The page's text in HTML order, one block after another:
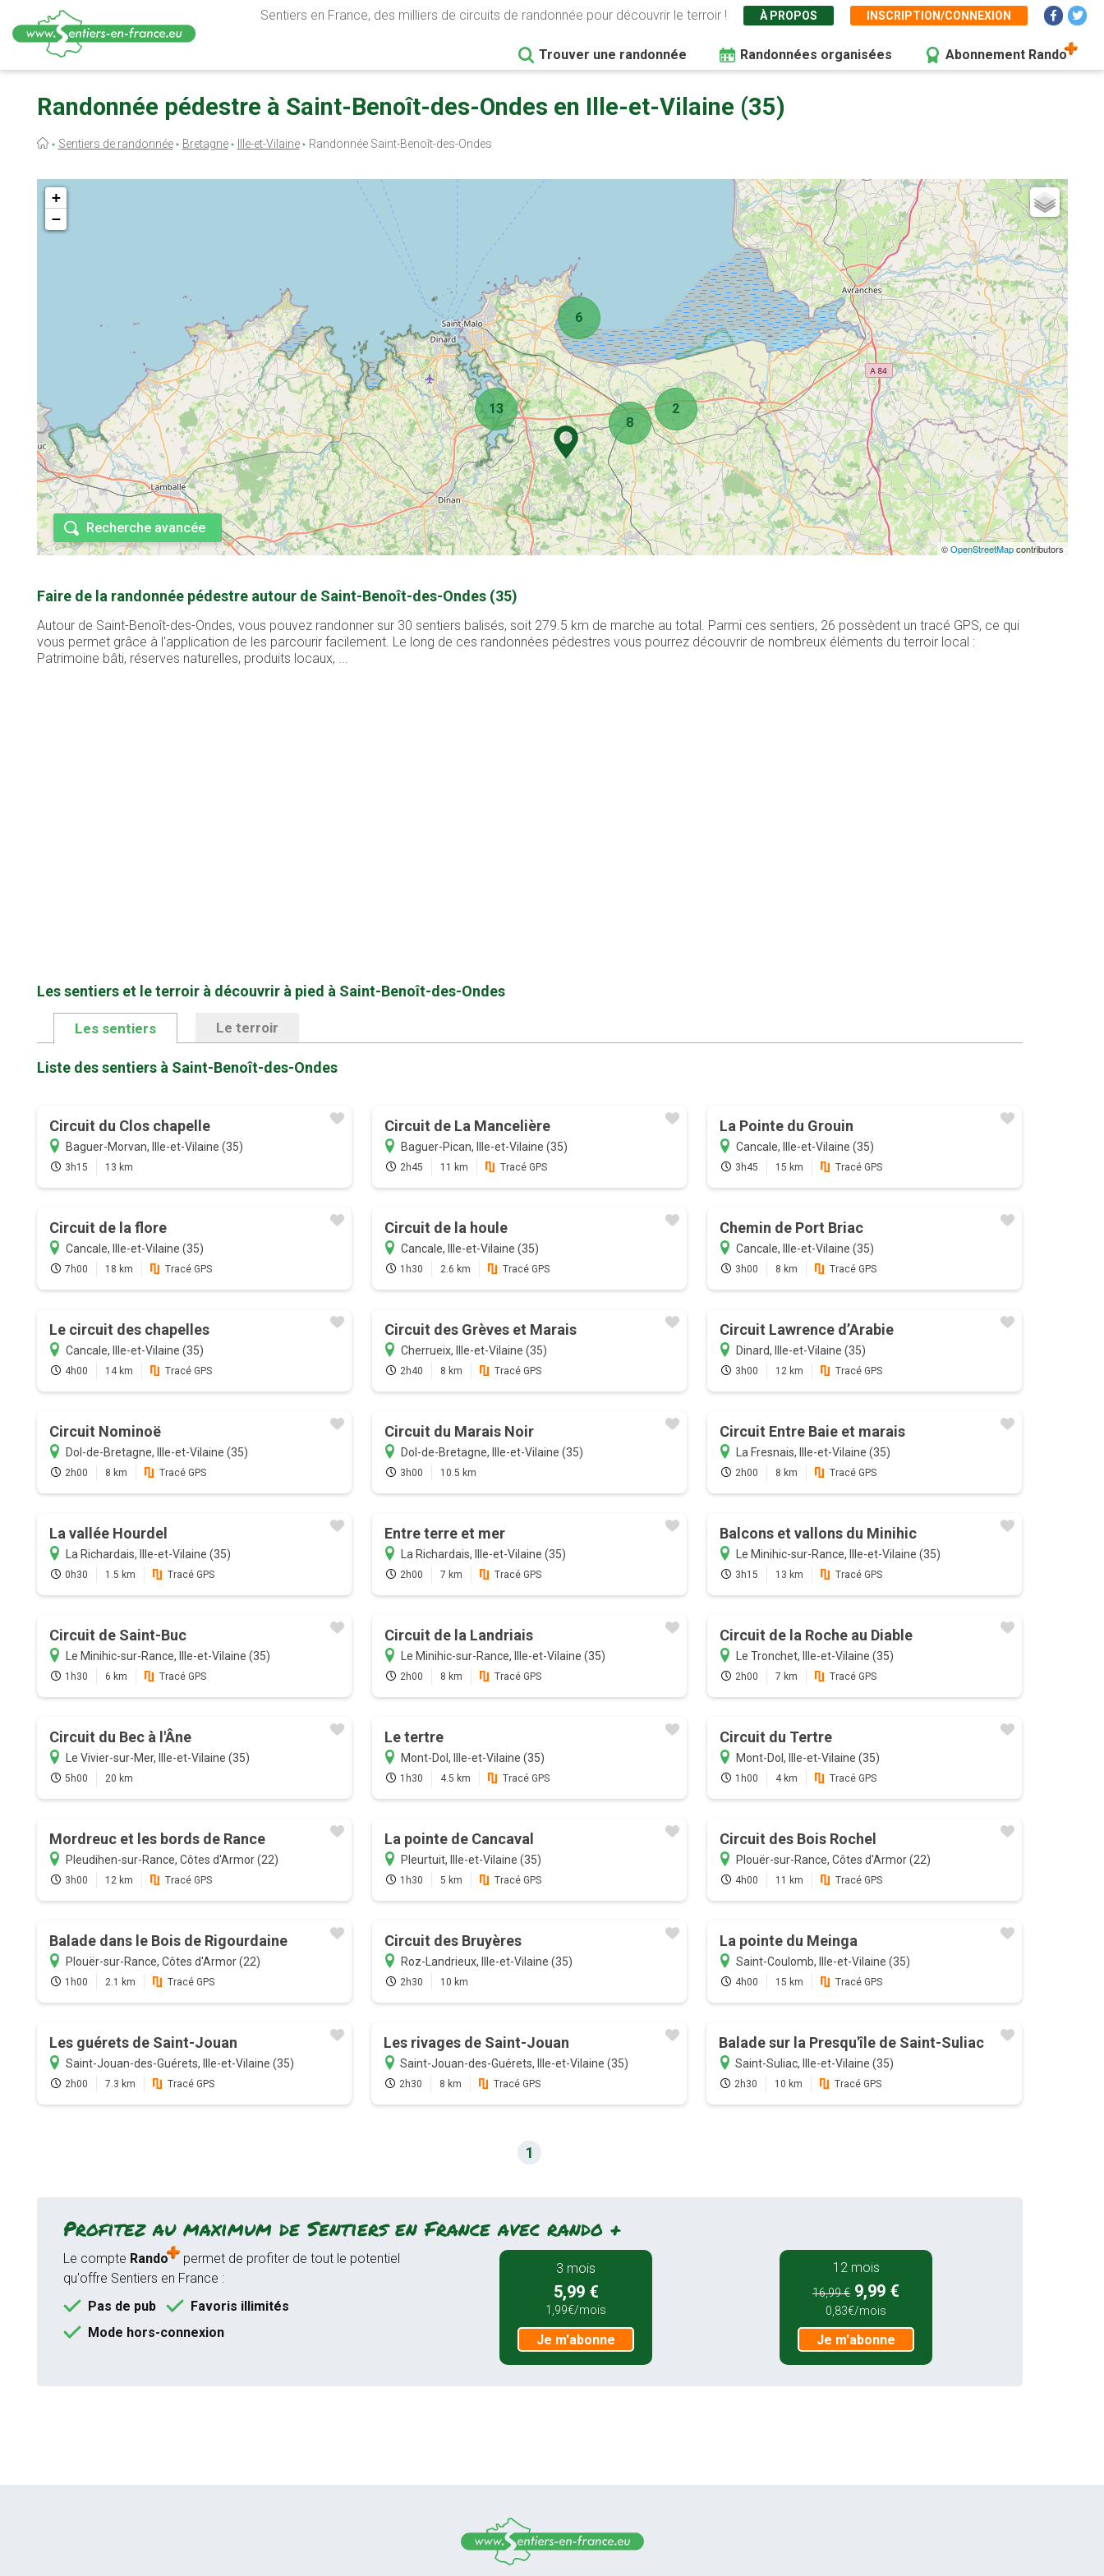
contenu
Sentiers en France, des milliers de circuits de randonnée pour découvrir le terroir ! À PROPOS INSCRIPTION/CONNEXION
Trouver une randonnée Randonnées organisées Abonnement Rando
Randonnée pédestre à Saint-Benoît-des-Ondes en Ille-et-Vilaine (35)
Fil
Sentiers de randonnée Bretagne Ille-et-Vilaine Randonnée Saint-Benoît-des-Ondes
2
13
8
6
+
−
©OpenStreetMapcontributors
Recherche avancée
Faire de la randonnée pédestre autour de Saint-Benoît-des-Ondes (35)
Autour de Saint-Benoît-des-Ondes, vous pouvez randonner sur 30 sentiers balisés, soit 279.5 km de marche au total. Parmi ces sentiers, 26 possèdent un tracé GPS, ce qui
vous permet grâce à l'application de les parcourir facilement. Le long de ces randonnées pédestres vous pourrez découvrir de nombreux éléments du terroir local :
Patrimoine bâti, réserves naturelles, produits locaux, ...
Les sentiers et le terroir à découvrir à pied à Saint-Benoît-des-Ondes
Les sentiers Le terroir
Liste des sentiers à Saint-Benoît-des-Ondes
Circuit du Clos chapelle
Baguer-Morvan, Ille-et-Vilaine (35)
3h15 13 km
Circuit de La Mancelière
Baguer-Pican, Ille-et-Vilaine (35)
2h45 11 km Tracé GPS
La Pointe du Grouin
Cancale, Ille-et-Vilaine (35)
3h45 15 km Tracé GPS
Circuit de la flore
Cancale, Ille-et-Vilaine (35)
7h00 18 km Tracé GPS
Circuit de la houle
Cancale, Ille-et-Vilaine (35)
1h30 2.6 km Tracé GPS
Chemin de Port Briac
Cancale, Ille-et-Vilaine (35)
3h00 8 km Tracé GPS
Le circuit des chapelles
Cancale, Ille-et-Vilaine (35)
4h00 14 km Tracé GPS
Circuit des Grèves et Marais
Cherrueix, Ille-et-Vilaine (35)
2h40 8 km Tracé GPS
Circuit Lawrence d’Arabie
Dinard, Ille-et-Vilaine (35)
3h00 12 km Tracé GPS
Circuit Nominoë
Dol-de-Bretagne, Ille-et-Vilaine (35)
2h00 8 km Tracé GPS
Circuit du Marais Noir
Dol-de-Bretagne, Ille-et-Vilaine (35)
3h00 10.5 km
Circuit Entre Baie et marais
La Fresnais, Ille-et-Vilaine (35)
2h00 8 km Tracé GPS
La vallée Hourdel
La Richardais, Ille-et-Vilaine (35)
0h30 1.5 km Tracé GPS
Entre terre et mer
La Richardais, Ille-et-Vilaine (35)
2h00 7 km Tracé GPS
Balcons et vallons du Minihic
Le Minihic-sur-Rance, Ille-et-Vilaine (35)
3h15 13 km Tracé GPS
Circuit de Saint-Buc
Le Minihic-sur-Rance, Ille-et-Vilaine (35)
1h30 6 km Tracé GPS
Circuit de la Landriais
Le Minihic-sur-Rance, Ille-et-Vilaine (35)
2h00 8 km Tracé GPS
Circuit de la Roche au Diable
Le Tronchet, Ille-et-Vilaine (35)
2h00 7 km Tracé GPS
Circuit du Bec à l'Âne
Le Vivier-sur-Mer, Ille-et-Vilaine (35)
5h00 20 km
Le tertre
Mont-Dol, Ille-et-Vilaine (35)
1h30 4.5 km Tracé GPS
Circuit du Tertre
Mont-Dol, Ille-et-Vilaine (35)
1h00 4 km Tracé GPS
Mordreuc et les bords de Rance
Pleudihen-sur-Rance, Côtes d'Armor (22)
3h00 12 km Tracé GPS
La pointe de Cancaval
Pleurtuit, Ille-et-Vilaine (35)
1h30 5 km Tracé GPS
Circuit des Bois Rochel
Plouër-sur-Rance, Côtes d'Armor (22)
4h00 11 km Tracé GPS
Balade dans le Bois de Rigourdaine
Plouër-sur-Rance, Côtes d'Armor (22)
1h00 2.1 km Tracé GPS
Circuit des Bruyères
Roz-Landrieux, Ille-et-Vilaine (35)
2h30 10 km
La pointe du Meinga
Saint-Coulomb, Ille-et-Vilaine (35)
4h00 15 km Tracé GPS
Les guérets de Saint-Jouan
Saint-Jouan-des-Guérets, Ille-et-Vilaine (35)
2h00 7.3 km Tracé GPS
Les rivages de Saint-Jouan
Saint-Jouan-des-Guérets, Ille-et-Vilaine (35)
2h30 8 km Tracé GPS
Balade sur la Presqu'île de Saint-Suliac
Saint-Suliac, Ille-et-Vilaine (35)
2h30 10 km Tracé GPS
1
Profitez au maximum de Sentiers en France avec rando +
Le compte Rando
permet de profiter de tout le potentiel
qu'offre Sentiers en France :
Pas de pub
Favoris illimités
Mode hors-connexion
3 mois
5,99 €
1,99€/mois
Je m'abonne
12 mois
16,99 € 9,99 €
0,83€/mois
Je m'abonne